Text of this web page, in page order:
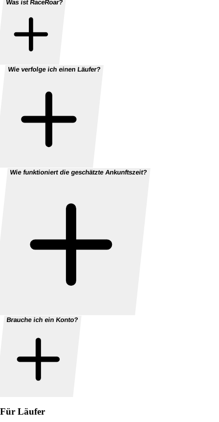
Was ist RaceRoar?
Wie verfolge ich einen Läufer?
Wie funktioniert die geschätzte Ankunftszeit?
Brauche ich ein Konto?
Für Läufer